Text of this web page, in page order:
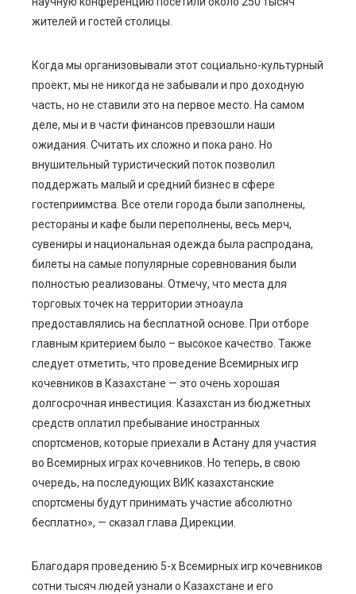
жителей и гостей столицы.
Когда мы организовывали этот социально-культурный
проект, мы не никогда не забывали и про доходную
часть, но не ставили это на первое место. На самом
деле, мы и в части финансов превзошли наши
ожидания. Считать их сложно и пока рано. Но
внушительный туристический поток позволил
поддержать малый и средний бизнес в сфере
гостеприимства. Все отели города были заполнены,
рестораны и кафе были переполнены, весь мерч,
сувениры и национальная одежда была распродана,
билеты на самые популярные соревнования были
полностью реализованы. Отмечу, что места для
торговых точек на территории этноаула
предоставлялись на бесплатной основе. При отборе
главным критерием было – высокое качество. Также
следует отметить, что проведение Всемирных игр
кочевников в Казахстане — это очень хорошая
долгосрочная инвестиция. Казахстан из бюджетных
средств оплатил пребывание иностранных
спортсменов, которые приехали в Астану для участия
во Всемирных играх кочевников. Но теперь, в свою
очередь, на последующих ВИК казахстанские
спортсмены будут принимать участие абсолютно
бесплатно», — сказал глава Дирекции.
Благодаря проведению 5-х Всемирных игр кочевников
сотни тысяч людей узнали о Казахстане и его